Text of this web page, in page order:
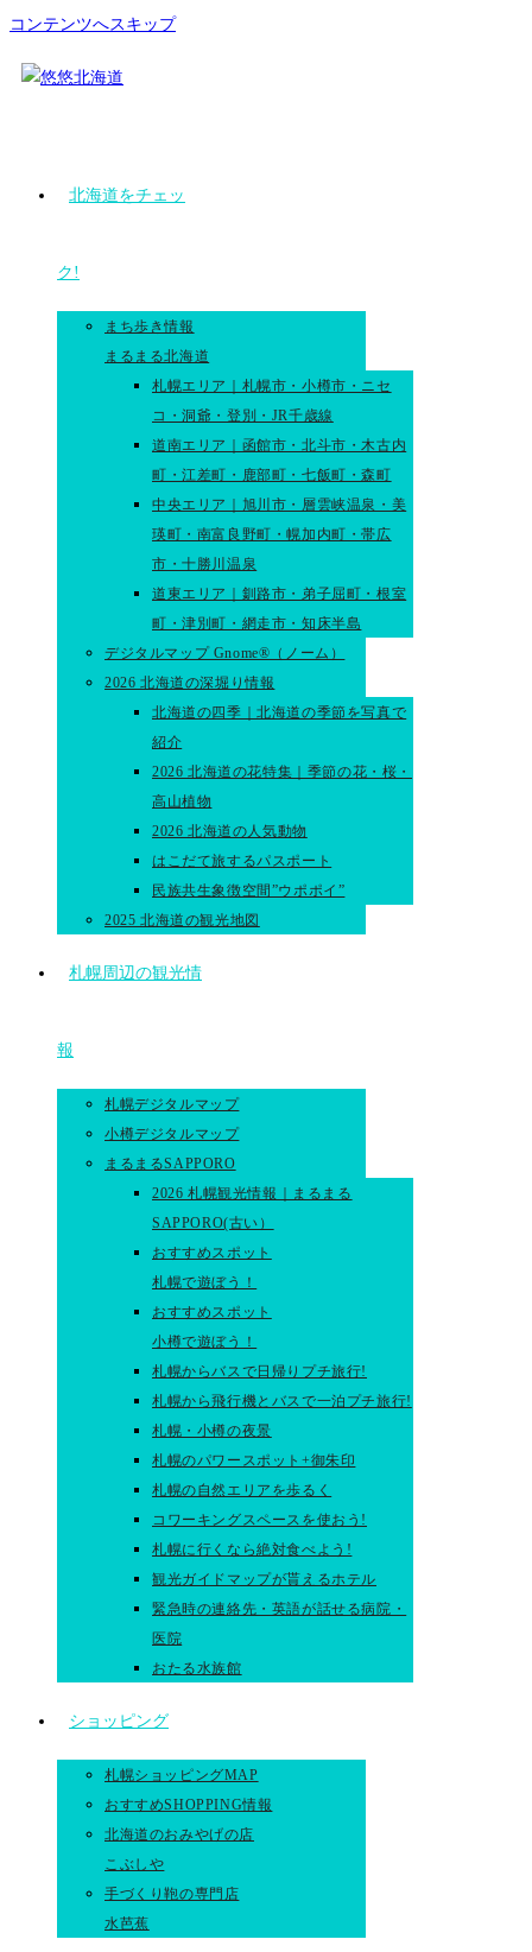
コンテンツへスキップ
北海道をチェッ
ク!
まち歩き情報
まるまる北海道
札幌エリア｜札幌市・小樽市・ニセ
コ・洞爺・登別・JR千歳線
道南エリア｜函館市・北斗市・木古内
町・江差町・鹿部町・七飯町・森町
中央エリア｜旭川市・層雲峡温泉・美
瑛町・南富良野町・幌加内町・帯広
市・十勝川温泉
道東エリア｜釧路市・弟子屈町・根室
町・津別町・網走市・知床半島
デジタルマップ Gnome®（ノーム）
2026 北海道の深堀り情報
北海道の四季｜北海道の季節を写真で
紹介
2026 北海道の花特集｜季節の花・桜・
高山植物
2026 北海道の人気動物
はこだて旅するパスポート
民族共生象徴空間”ウポポイ”
2025 北海道の観光地図
札幌周辺の観光情
報
札幌デジタルマップ
小樽デジタルマップ
まるまるSAPPORO
2026 札幌観光情報｜まるまる
SAPPORO(古い）
おすすめスポット
札幌で遊ぼう！
おすすめスポット
小樽で遊ぼう！
札幌からバスで日帰りプチ旅行!
札幌から飛行機とバスで一泊プチ旅行!
札幌・小樽の夜景
札幌のパワースポット+御朱印
札幌の自然エリアを歩るく
コワーキングスペースを使おう!
札幌に行くなら絶対食べよう!
観光ガイドマップが貰えるホテル
緊急時の連絡先・英語が話せる病院・
医院
おたる水族館
ショッピング
札幌ショッピングMAP
おすすめSHOPPING情報
北海道のおみやげの店
こぶしや
手づくり鞄の専門店
水芭蕉